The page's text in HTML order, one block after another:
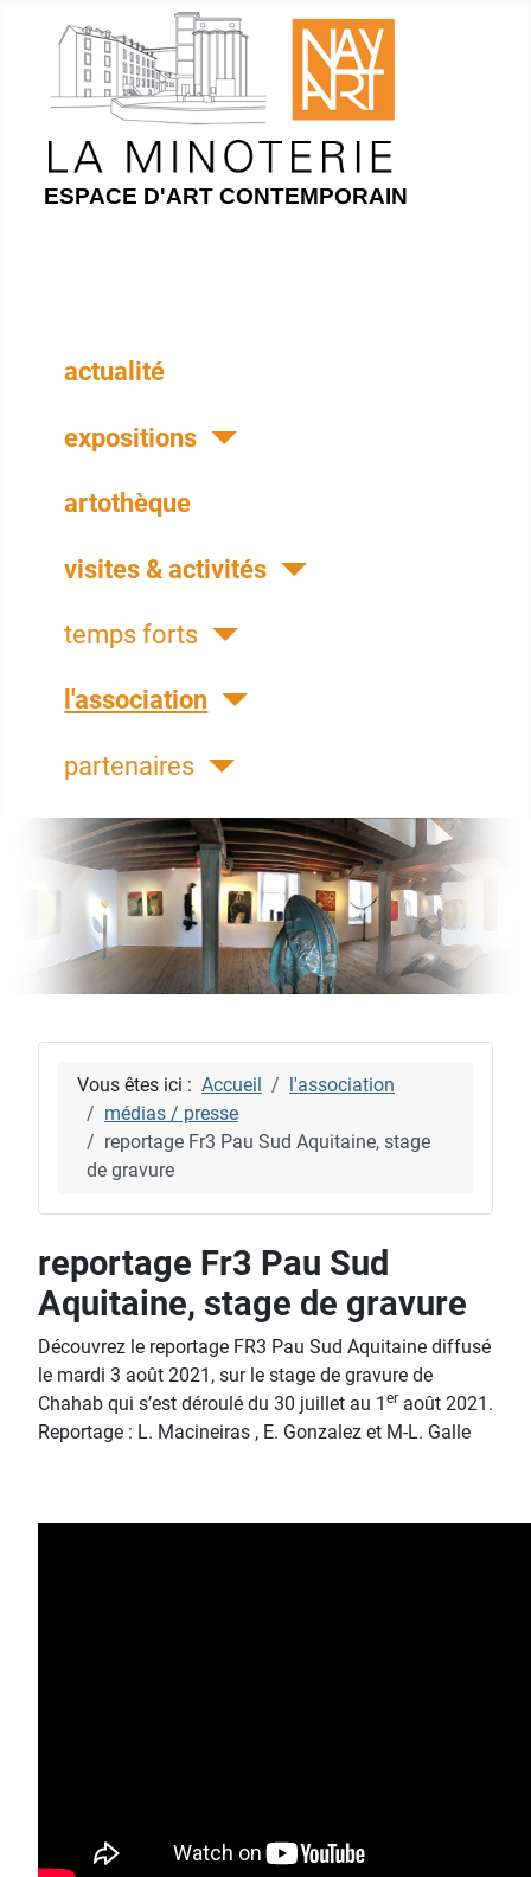
ESPACE D'ART CONTEMPORAIN
actualité
expositions
artothèque
visites & activités
temps forts
l'association
partenaires
Vous êtes ici : Accueil
l'association
médias / presse
reportage Fr3 Pau Sud Aquitaine, stage
de gravure
reportage Fr3 Pau Sud
Aquitaine, stage de gravure
Découvrez le reportage FR3 Pau Sud Aquitaine diffusé
le mardi 3 août 2021, sur le stage de gravure de
Chahab qui s’est déroulé du 30 juillet au 1 er août 2021.
Reportage : L. Macineiras , E. Gonzalez et M-L. Galle